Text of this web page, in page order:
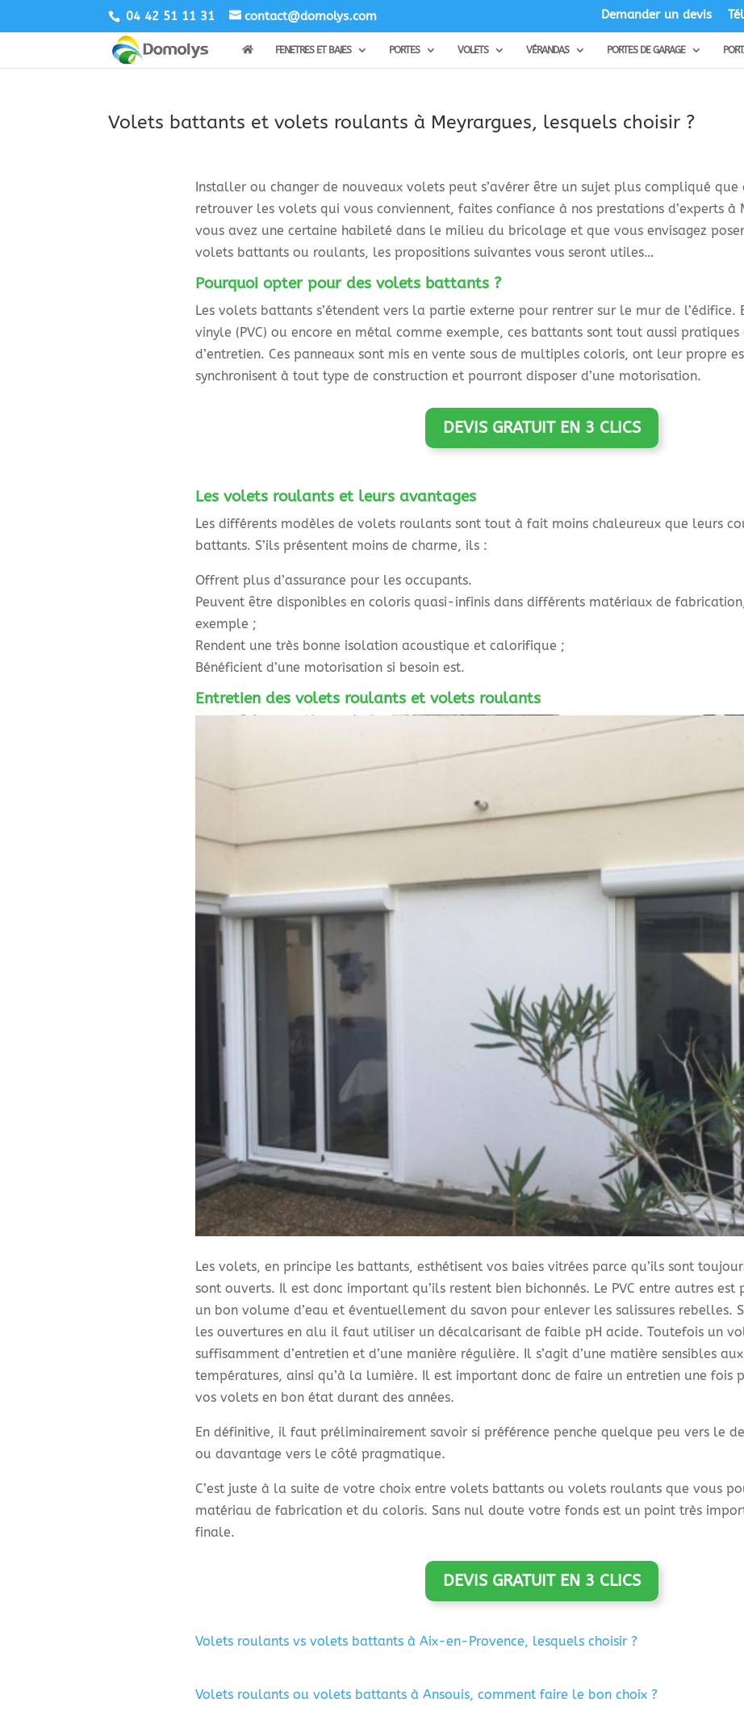
04 42 51 11 31 contact@domolys.com Demander un devis
FENETRES ET BAIES PORTES VOLETS VÉRANDAS PORTES DE GARAGE
Volets battants et volets roulants à Meyrargues, lesquels choisir ?
Installer ou changer de nouveaux volets peut s’avérer être un sujet plus compliqué que
retrouver les volets qui vous conviennent, faites confiance à nos prestations d’experts à
vous avez une certaine habileté dans le milieu du bricolage et que vous envisagez
volets battants ou roulants, les propositions suivantes vous seront utiles…
Pourquoi opter pour des volets battants ?
Les volets battants s’étendent vers la partie externe pour rentrer sur le mur de l’édifice.
vinyle (PVC) ou encore en métal comme exemple, ces battants sont tout aussi
d’entretien. Ces panneaux sont mis en vente sous de multiples coloris, ont leur propre
synchronisent à tout type de construction et pourront disposer d’une motorisation.
DEVIS GRATUIT EN 3 CLICS
Les volets roulants et leurs avantages
Les différents modèles de volets roulants sont tout à fait moins chaleureux que leurs
battants. S’ils présentent moins de charme, ils :
Offrent plus d’assurance pour les occupants.
Peuvent être disponibles en coloris quasi-infinis dans différents matériaux de
exemple ;
Rendent une très bonne isolation acoustique et calorifique ;
Bénéficient d’une motorisation si besoin est.
Entretien des volets roulants et volets roulants
Les volets, en principe les battants, esthétisent vos baies vitrées parce qu’ils sont
sont ouverts. Il est donc important qu’ils restent bien bichonnés. Le PVC entre autres
un bon volume d’eau et éventuellement du savon pour enlever les salissures rebelles.
les ouvertures en alu il faut utiliser un décalcarisant de faible pH acide. Toutefois un
suffisamment d’entretien et d’une manière régulière. Il s’agit d’une matière sensibles
températures, ainsi qu’à la lumière. Il est important donc de faire un entretien une fois
vos volets en bon état durant des années.
En définitive, il faut préliminairement savoir si préférence penche quelque peu vers le
ou davantage vers le côté pragmatique.
C’est juste à la suite de votre choix entre volets battants ou volets roulants que vous
matériau de fabrication et du coloris. Sans nul doute votre fonds est un point très
finale.
DEVIS GRATUIT EN 3 CLICS
Volets roulants vs volets battants à Aix-en-Provence, lesquels choisir ?
Volets roulants ou volets battants à Ansouis, comment faire le bon choix ?